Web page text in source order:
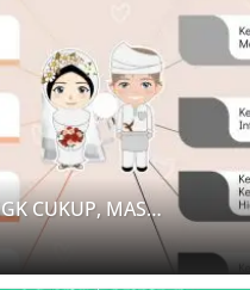
CUKUP, MAS…